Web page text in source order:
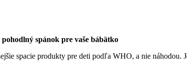
spánok pre vaše bábätko
spacie produkty pre deti podľa WHO, a nie